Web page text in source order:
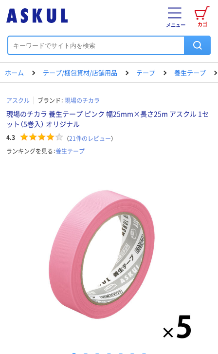
カゴ
メニュー
ホーム テープ/梱包資材/店舗用品 テープ 養生テープ
アスクル ブランド： 現場のチカラ
現場のチカラ 養生テープ ピンク 幅25mm×長さ25m アスクル 1セ
ット（5巻入） オリジナル
4.3 （21件のレビュー）
ランキングを見る：養生テープ